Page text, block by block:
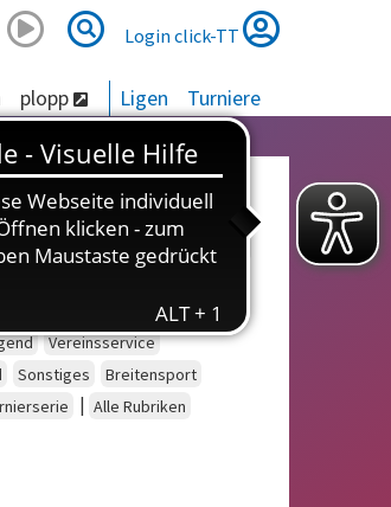
Suche
Suche
Login click-TT
plopp Ligen Turniere
Einzelsport Erwachsene
Vereinsservice
Sonstiges
Breitensport
| Alle Rubriken